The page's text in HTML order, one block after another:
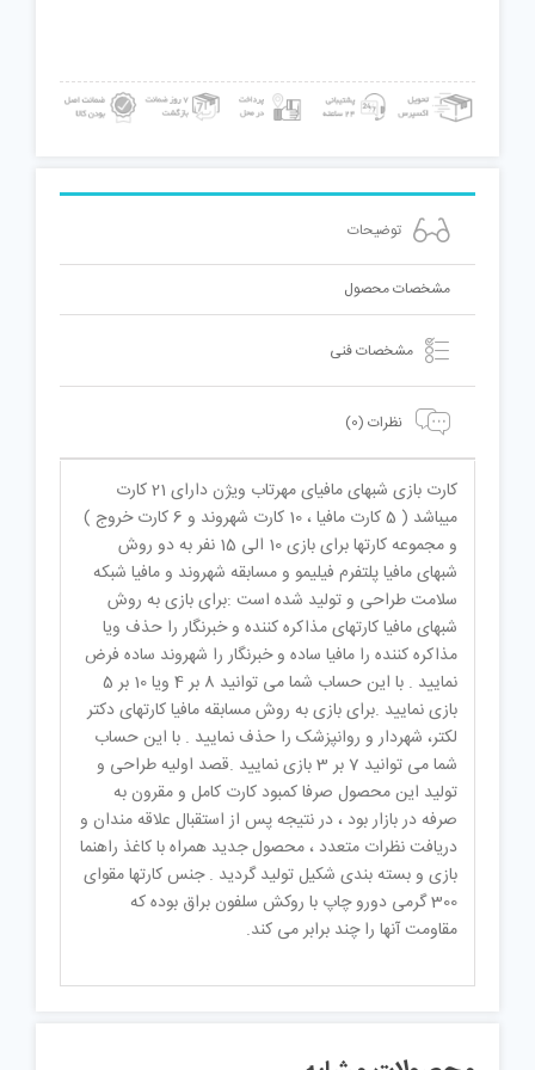
توضیحات
مشخصات محصول
مشخصات فنی
نظرات (0)
کارت بازی شبهای مافیای مهرتاب ویژن دارای 21 کارت
میباشد ( 5 کارت مافیا ، 10 کارت شهروند و 6 کارت خروج )
و مجموعه کارتها برای بازی 10 الی 15 نفر به دو روش
شبهای مافیا پلتفرم فیلیمو و مسابقه شهروند و مافیا شبکه
سلامت طراحی و تولید شده است :برای بازی به روش
شبهای مافیا کارتهای مذاکره کننده و خبرنگار را حذف ویا
مذاکره کننده را مافیا ساده و خبرنگار را شهروند ساده فرض
نمایید . با این حساب شما می توانید 8 بر 4 ویا 10 بر 5
بازی نمایید .برای بازی به روش مسابقه مافیا کارتهای دکتر
لکتر، شهردار و روانپزشک را حذف نمایید . با این حساب
شما می توانید 7 بر 3 بازی نمایید .قصد اولیه طراحی و
تولید این محصول صرفا کمبود کارت کامل و مقرون به
صرفه در بازار بود ، در نتیجه پس از استقبال علاقه مندان و
دریافت نظرات متعدد ، محصول جدید همراه با کاغذ راهنما
بازی و بسته بندی شکیل تولید گردید . جنس کارتها مقوای
300 گرمی دورو چاپ با روکش سلفون براق بوده که
مقاومت آنها را چند برابر می کند.